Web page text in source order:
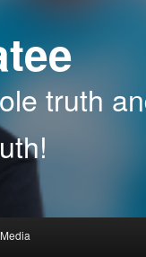
truth
Media